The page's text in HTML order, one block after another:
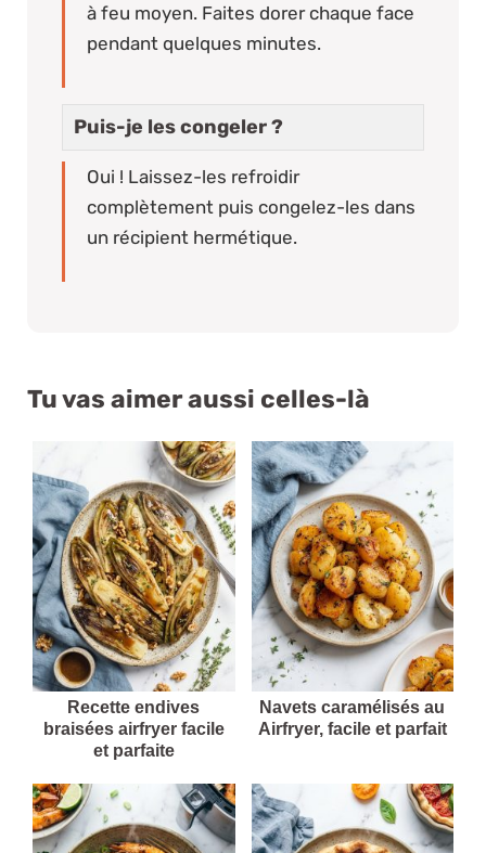
à feu moyen. Faites dorer chaque face
pendant quelques minutes.
Puis-je les congeler ?
Oui ! Laissez-les refroidir
complètement puis congelez-les dans
un récipient hermétique.
Tu vas aimer aussi celles-là
Recette endives
braisées airfryer facile
et parfaite
Navets caramélisés au
Airfryer, facile et parfait